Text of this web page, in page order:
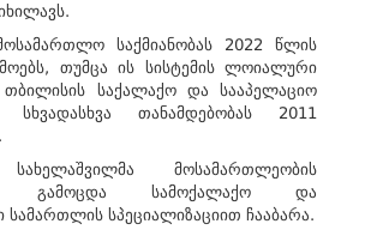
საქმიანობას 2022 წლის
თუმცა ის სისტემის ლოიალური
საქალაქო და სააპელაციო
სხვადასხვა თანამდებობას 2011
მოსამართლეობის
გამოცდა სამოქალაქო და
სამართლის სპეციალიზაციით ჩააბარა.